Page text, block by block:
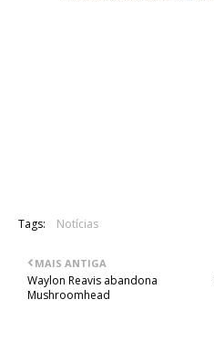
Tags: Notícias
MAIS ANTIGA
Waylon Reavis abandona
Mushroomhead